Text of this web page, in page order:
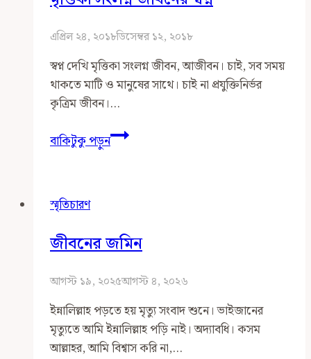
এপ্রিল ২৪, ২০১৮ডিসেম্বর ১২, ২০১৮
স্বপ্ন দেখি মৃত্তিকা সংলগ্ন জীবন, আজীবন। চাই, সব সময়
থাকতে মাটি ও মানুষের সাথে। চাই না প্রযুক্তিনির্ভর
কৃত্রিম জীবন।…
বাকিটুকু পড়ুনমৃত্তিকা
সংলগ্ন
স্মৃতিচারণ
জীবনের জমিন
আগস্ট ১৯, ২০২৫আগস্ট ৪, ২০২৬
ইন্নালিল্লাহ পড়তে হয় মৃত্যু সংবাদ শুনে। ভাইজানের
মৃত্যুতে আমি ইন্নালিল্লাহ পড়ি নাই। অদ্যাবধি। কসম
আল্লাহর, আমি বিশ্বাস করি না,…